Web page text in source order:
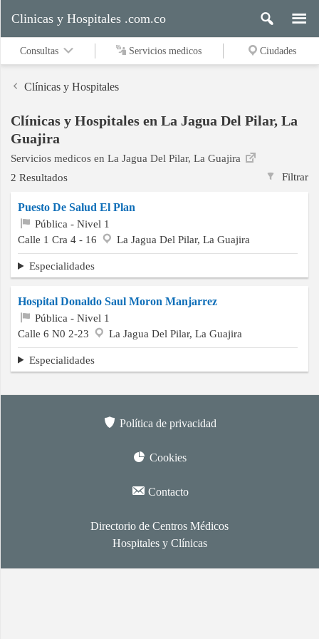
Servicios
medicos
Ciudades
Buscar
Contacto
Clinicas y Hospitales .com.co
Consultas Servicios medicos Ciudades
Clínicas y Hospitales
Clínicas y Hospitales en La Jagua Del Pilar, La
Guajira
Servicios medicos en La Jagua Del Pilar, La Guajira
Filtrar
2 Resultados
Puesto De Salud El Plan
Pública - Nivel 1
Calle 1 Cra 4 - 16
La Jagua Del Pilar, La Guajira
Especialidades
Hospital Donaldo Saul Moron Manjarrez
Pública - Nivel 1
Calle 6 N0 2-23
La Jagua Del Pilar, La Guajira
Especialidades
Política de privacidad
Cookies
Contacto
Directorio de Centros Médicos
Hospitales y Clínicas